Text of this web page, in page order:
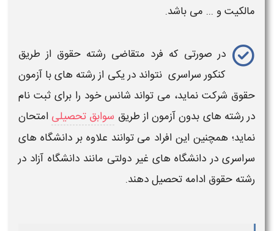
مالکیتو ... می باشد.
در صورتی که فرد متقاضی رشته حقوق از طریق
کنکور سراسرینتواند در یکی از رشته های با آزمون
حقوق شرکت نماید، می تواند شانس خود را برای ثبت نام
در رشته های بدون آزموناز طریق سوابق تحصیلی امتحان
نماید؛ همچنین این افراد می توانند علاوه بر دانشگاه های
سراسری در دانشگاه های غیر دولتی مانند دانشگاه آزاد در
رشته حقوق ادامه تحصیل دهند.